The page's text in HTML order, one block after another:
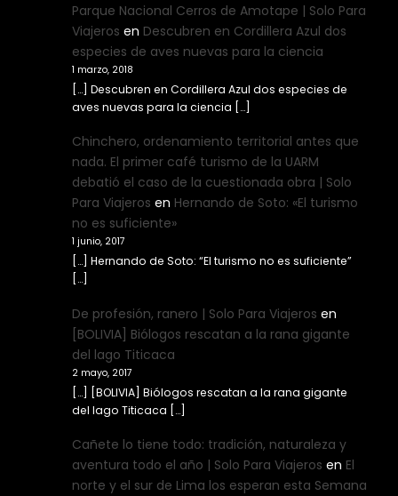
Parque Nacional Cerros de Amotape | Solo Para
Viajeros en Descubren en Cordillera Azul dos
especies de aves nuevas para la ciencia
1 marzo, 2018
[…] Descubren en Cordillera Azul dos especies de
aves nuevas para la ciencia […]
Chinchero, ordenamiento territorial antes que
nada. El primer café turismo de la UARM
debatió el caso de la cuestionada obra | Solo
Para Viajeros en Hernando de Soto: «El turismo
no es suficiente»
1 junio, 2017
[…] Hernando de Soto: “El turismo no es suficiente”
[…]
De profesión, ranero | Solo Para Viajeros en
[BOLIVIA] Biólogos rescatan a la rana gigante
del lago Titicaca
2 mayo, 2017
[…] [BOLIVIA] Biólogos rescatan a la rana gigante
del lago Titicaca […]
Cañete lo tiene todo: tradición, naturaleza y
aventura todo el año | Solo Para Viajeros en El
norte y el sur de Lima los esperan esta Semana